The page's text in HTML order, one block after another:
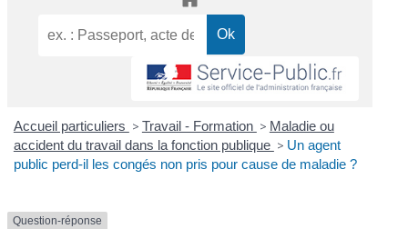
Accueil particuliers > Travail - Formation > Maladie ou
accident du travail dans la fonction publique > Un agent
public perd-il les congés non pris pour cause de maladie ?
Question-réponse